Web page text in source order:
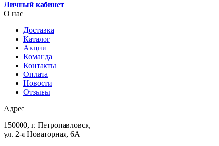
Личный кабинет
О нас
Доставка
Каталог
Акции
Команда
Контакты
Оплата
Новости
Отзывы
Адрес
150000, г. Петропавловск,
ул. 2-я Новаторная, 6А